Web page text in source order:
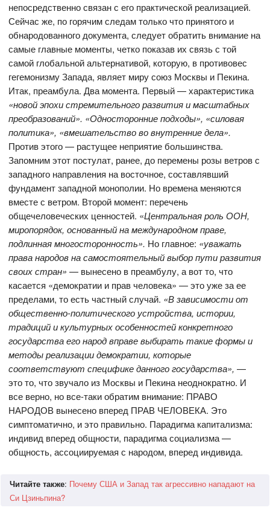
непосредственно связан с его практической реализацией.
Сейчас же, по горячим следам только что принятого и
обнародованного документа, следует обратить внимание на
самые главные моменты, четко показав их связь с той
самой глобальной альтернативой, которую, в противовес
гегемонизму Запада, являет миру союз Москвы и Пекина.
Итак, преамбула. Два момента. Первый — характеристика
«новой эпохи стремительного развития и масштабных
преобразований». «Односторонние подходы», «силовая
политика», «вмешательство во внутренние дела».
Против этого — растущее неприятие большинства.
Запомним этот постулат, ранее, до перемены розы ветров с
западного направления на восточное, составлявший
фундамент западной монополии. Но времена меняются
вместе с ветром. Второй момент: перечень
общечеловеческих ценностей. «Центральная роль ООН,
миропорядок, основанный на международном праве,
подлинная многосторонность». Но главное: «уважать
права народов на самостоятельный выбор пути развития
своих стран» — вынесено в преамбулу, а вот то, что
касается «демократии и прав человека» — это уже за ее
пределами, то есть частный случай. «В зависимости от
общественно-политического устройства, истории,
традиций и культурных особенностей конкретного
государства его народ вправе выбирать такие формы и
методы реализации демократии, которые
соответствуют специфике данного государства», —
это то, что звучало из Москвы и Пекина неоднократно. И
все верно, но все-таки обратим внимание: ПРАВО
НАРОДОВ вынесено вперед ПРАВ ЧЕЛОВЕКА. Это
симптоматично, и это правильно. Парадигма капитализма:
индивид вперед общности, парадигма социализма —
общность, ассоциируемая с народом, вперед индивида.
Читайте также: Почему США и Запад так агрессивно нападают на
Си Цзиньпина?